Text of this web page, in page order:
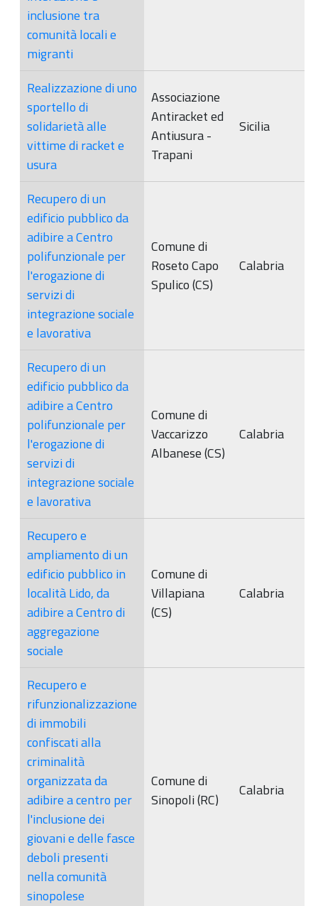
inclusione tra
comunità locali e
migranti
Realizzazione di uno
sportello di
solidarietà alle
vittime di racket e
usura
Associazione
Antiracket ed
Antiusura -
Trapani
Sicilia
Recupero di un
edificio pubblico da
adibire a Centro
polifunzionale per
l'erogazione di
servizi di
integrazione sociale
e lavorativa
Comune di
Roseto Capo
Spulico (CS)
Calabria
Recupero di un
edificio pubblico da
adibire a Centro
polifunzionale per
l'erogazione di
servizi di
integrazione sociale
e lavorativa
Comune di
Vaccarizzo
Albanese (CS)
Calabria
Recupero e
ampliamento di un
edificio pubblico in
località Lido, da
adibire a Centro di
aggregazione
sociale
Comune di
Villapiana
(CS)
Calabria
Recupero e
rifunzionalizzazione
di immobili
confiscati alla
criminalità
organizzata da
adibire a centro per
l'inclusione dei
giovani e delle fasce
deboli presenti
nella comunità
sinopolese
Comune di
Sinopoli (RC)
Calabria